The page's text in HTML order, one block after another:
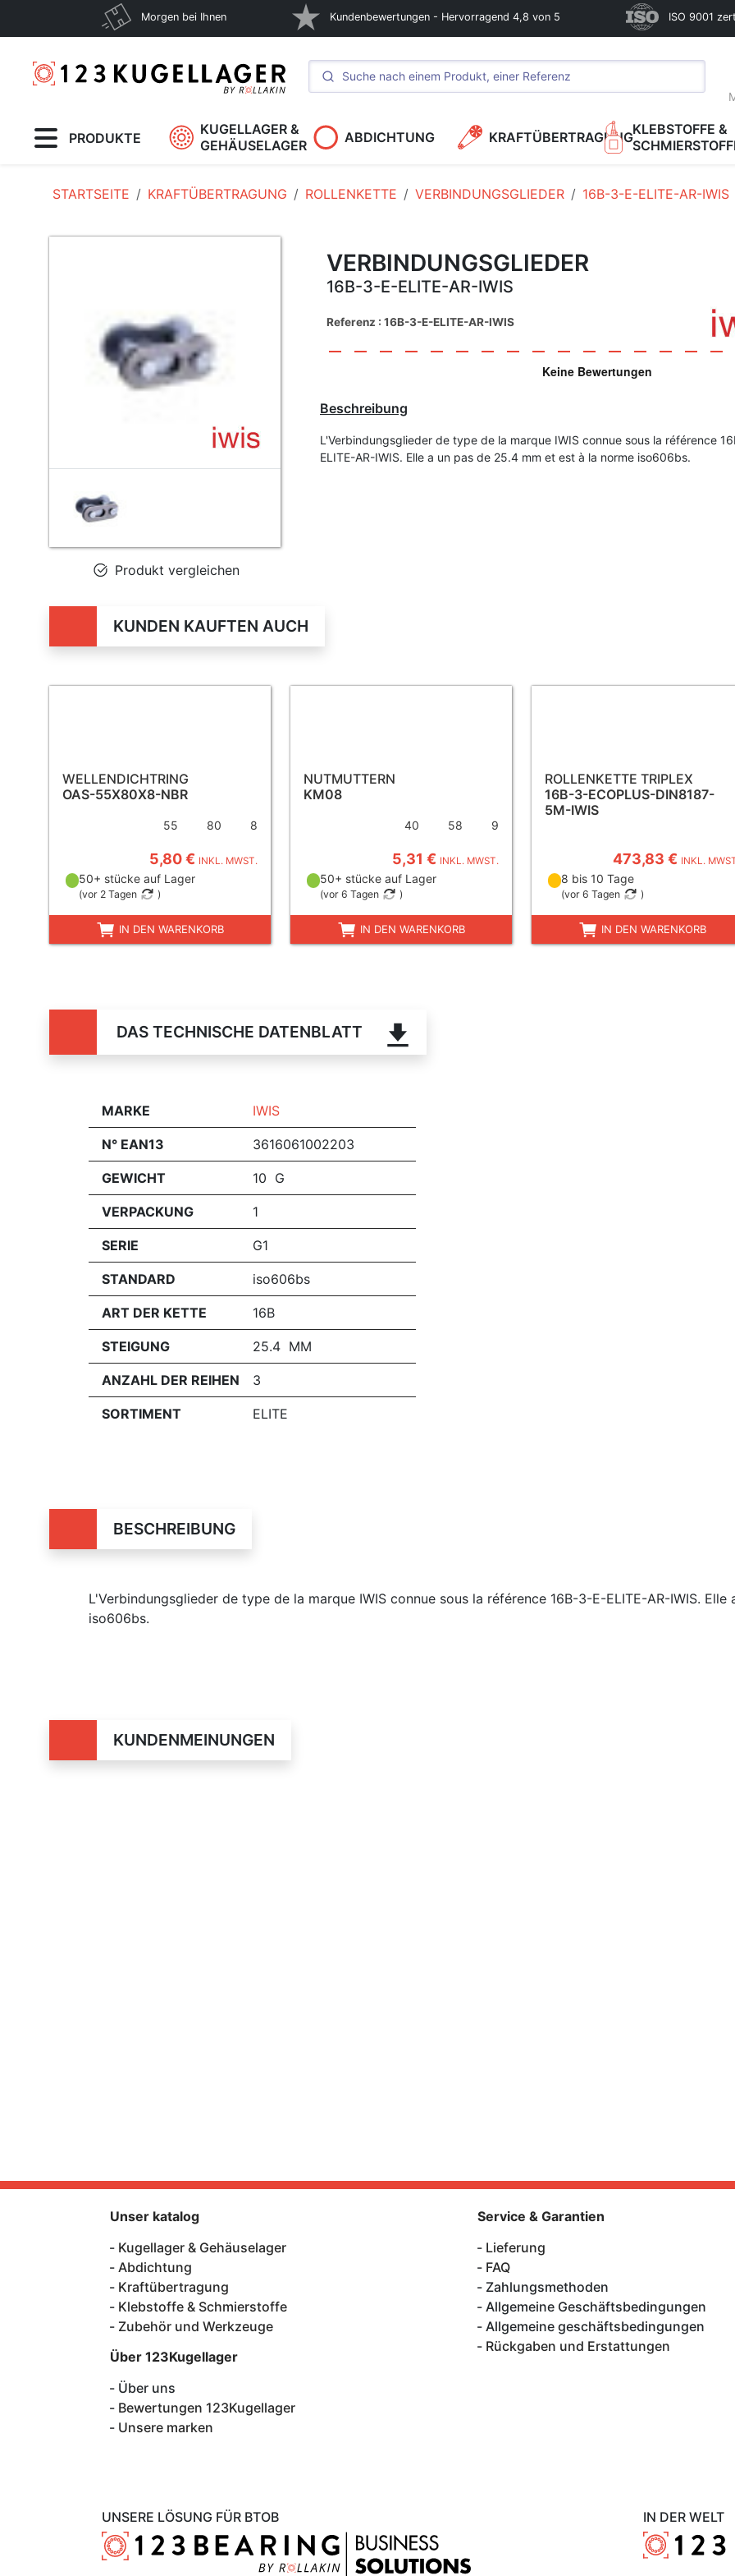
Morgen bei Ihnen Kundenbewertungen - Hervorragend 4,8 von 5 ISO 9001
PRODUKTE
KUGELLAGER &
GEHÄUSELAGER
ABDICHTUNG KRAFTÜBERTRAGUNGKLEBSTOFFE &
STARTSEITE KRAFTÜBERTRAGUNG ROLLENKETTE VERBINDUNGSGLIEDER 16B-3-E-ELITE-AR-IWIS
Produkt vergleichen
VERBINDUNGSGLIEDER
16B-3-E-ELITE-AR-IWIS
Referenz : 16B-3-E-ELITE-AR-IWIS
Beschreibung
L'Verbindungsglieder de type de la marque IWIS connue sous la référence
ELITE-AR-IWIS. Elle a un pas de 25.4 mm et est à la norme iso606bs.
KUNDEN KAUFTEN AUCH
WELLENDICHTRING
OAS-55X80X8-NBR
55 80 8
5,80 € INKL. MWST.
50+ stücke auf Lager
(vor 2 Tagen )
IN DEN WARENKORB
NUTMUTTERN
KM08
40 58 9
5,31 € INKL. MWST.
50+ stücke auf Lager
(vor 6 Tagen )
IN DEN WARENKORB
ROLLENKETTE TRIPLEX
16B-3-ECOPLUS-DIN8187-
5M-IWIS
473,83 € INKL.
8 bis 10 Tage
(vor 6 Tagen )
IN DEN WARENKORB
DAS TECHNISCHE DATENBLATT
MARKE IWIS
N° EAN13 3616061002203
GEWICHT 10 G
VERPACKUNG 1
SERIE G1
STANDARD iso606bs
ART DER KETTE 16B
STEIGUNG 25.4 MM
ANZAHL DER REIHEN 3
SORTIMENT ELITE
BESCHREIBUNG
L'Verbindungsglieder de type de la marque IWIS connue sous la référence 16B-3-E-ELITE-AR-IWIS.
iso606bs.
KUNDENMEINUNGEN
UNSERE LÖSUNG FÜR BTOB
Unser katalog
Kugellager & Gehäuselager
Abdichtung
Kraftübertragung
Klebstoffe & Schmierstoffe
Zubehör und Werkzeuge
Über 123Kugellager
Über uns
Bewertungen 123Kugellager
Unsere marken
Service & Garantien
Lieferung
FAQ
Zahlungsmethoden
Allgemeine Geschäftsbedingungen
Allgemeine geschäftsbedingungen
Rückgaben und Erstattungen
IN DER WELT